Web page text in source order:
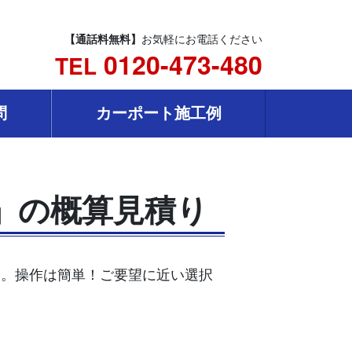
【通話料無料】 お気軽にお電話ください
TEL 0120-473-480
カーポート施工例
の概算見積り
操作は簡単！ご要望に近い選択